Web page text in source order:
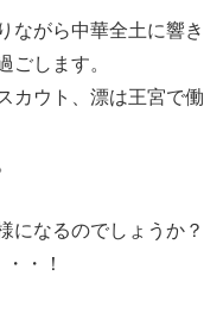
ながら中華全土に響き
ごします。
カウト、漂は王宮で働
になるのでしょうか？
・！